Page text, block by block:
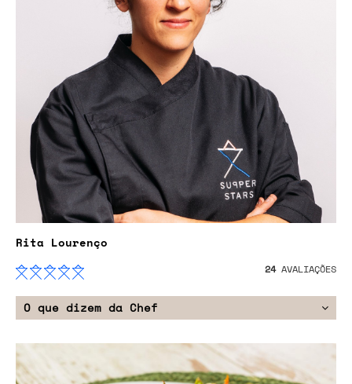
Rita Lourenço
24AVALIAÇÕES
O que dizem da Chef